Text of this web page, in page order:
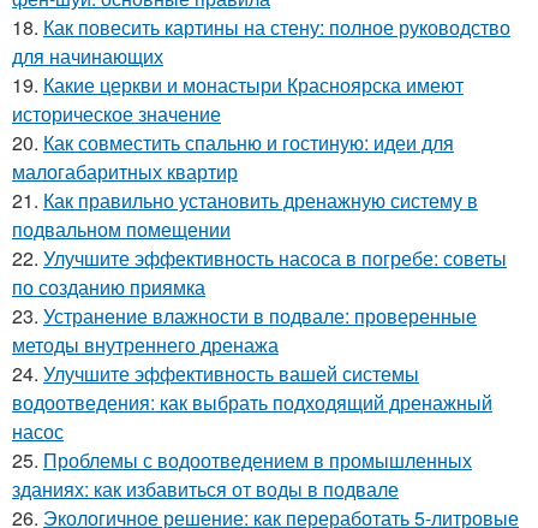
18. Как повесить картины на стену: полное руководство
для начинающих
19. Какие церкви и монастыри Красноярска имеют
историческое значение
20. Как совместить спальню и гостиную: идеи для
малогабаритных квартир
21. Как правильно установить дренажную систему в
подвальном помещении
22. Улучшите эффективность насоса в погребе: советы
по созданию приямка
23. Устранение влажности в подвале: проверенные
методы внутреннего дренажа
24. Улучшите эффективность вашей системы
водоотведения: как выбрать подходящий дренажный
насос
25. Проблемы с водоотведением в промышленных
зданиях: как избавиться от воды в подвале
26. Экологичное решение: как переработать 5-литровые